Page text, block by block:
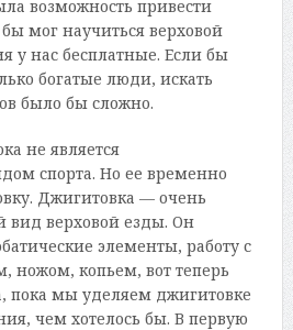
возможность привести
бы мог научиться верховой
у нас бесплатные. Если бы
богатые люди, искать
было бы сложно.
не является
спорта. Но ее временно
Джигитовка — очень
верховой езды. Он
элементы, работу с
ножом, копьем, вот теперь
пока мы уделяем джигитовке
чем хотелось бы. В первую